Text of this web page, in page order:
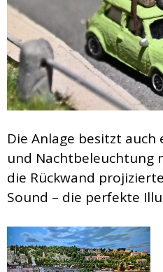
Die Anlage besitzt auch
und Nachtbeleuchtung
die Rückwand
Sound – die perfekte